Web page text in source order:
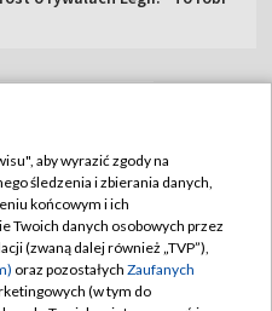
TVP
TVP
TVP
zgody
aby wyrazić zgody na
śledzenia i zbierania danych,
końcowym i ich
Twoich danych osobowych przez
(zwaną dalej również „TVP”),
oraz pozostałych Zaufanych
(w tym do